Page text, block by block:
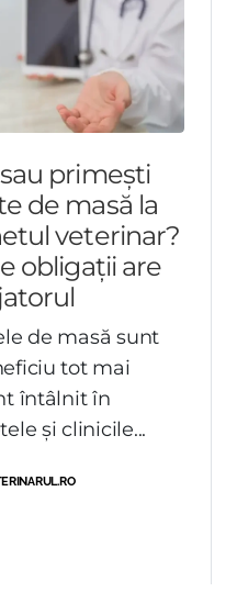
primești
de masă la
veterinar?
obligații are
de masă sunt
tot mai
întâlnit în
și clinicile...